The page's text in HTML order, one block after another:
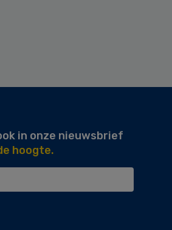
in onze nieuwsbrief
hoogte.